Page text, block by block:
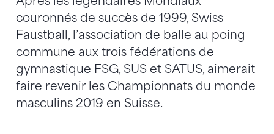
couronnés de succès de 1999, Swiss
Faustball, l’association de balle au poing
commune aux trois fédérations de
gymnastique FSG, SUS et SATUS, aimerait
faire revenir les Championnats du monde
masculins 2019 en Suisse.